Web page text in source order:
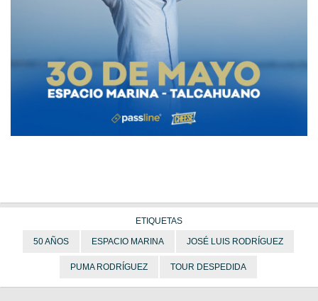
ETIQUETAS
50 AÑOS ESPACIO MARINA JOSÉ LUIS RODRÍGUEZ
PUMA RODRÍGUEZ TOUR DESPEDIDA